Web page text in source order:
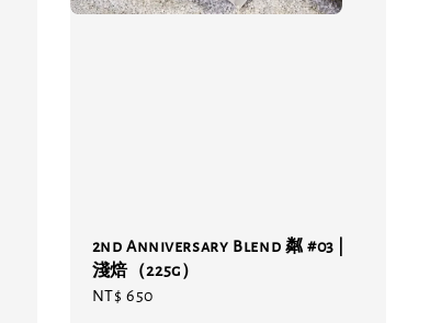
2nd Anniversary Blend 粼 #03 |
淺焙（225g）
Regular
NT$ 650